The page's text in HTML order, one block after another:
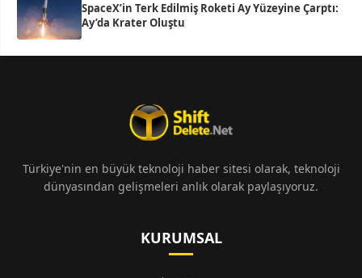
SpaceX’in Terk Edilmiş Roketi Ay Yüzeyine Çarptı:
Ay’da Krater Oluştu
Türkiye'nin en büyük teknoloji haber sitesi olarak, teknoloji
dünyasından gelişmeleri anlık olarak paylaşıyoruz.
KURUMSAL